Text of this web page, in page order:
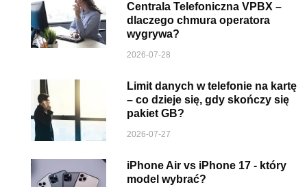
Centrala Telefoniczna VPBX –
dlaczego chmura operatora
wygrywa?
2026-07-28
Limit danych w telefonie na kartę
– co dzieje się, gdy skończy się
pakiet GB?
2026-07-27
iPhone Air vs iPhone 17 - który
model wybrać?